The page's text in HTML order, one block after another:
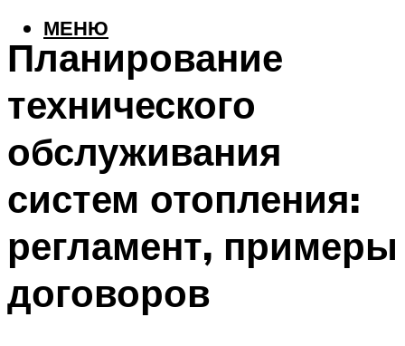
МЕНЮ
Планирование
технического
обслуживания
систем отопления:
регламент, примеры
договоров